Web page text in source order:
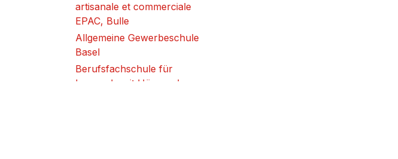
artisanale et commerciale
EPAC, Bulle
Allgemeine Gewerbeschule
Basel
Berufsfachschule für
Lernende mit Hör- und